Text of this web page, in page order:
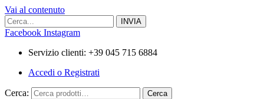
Vai al contenuto
Facebook Instagram
Servizio clienti: +39 045 715 6884
Accedi o Registrati
Cerca: Cerca